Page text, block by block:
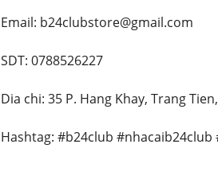
Email: b24clubstore@gmail.com
SDT: 0788526227
Dia chi: 35 P. Hang Khay, Trang
Hashtag: #b24club